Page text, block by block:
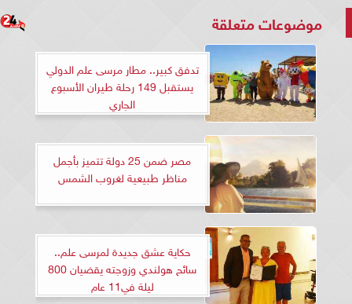
موضوعات متعلقة
تدفق كبير.. مطار مرسى علم الدولي
يستقبل 149 رحلة طيران الأسبوع
الجاري
مصر ضمن 25 دولة تتميز بأجمل
مناظر طبيعية لغروب الشمس
حكاية عشق جديدة لمرسى علم..
سائح هولندي وزوجته يقضيان 800
ليلة في11 عام